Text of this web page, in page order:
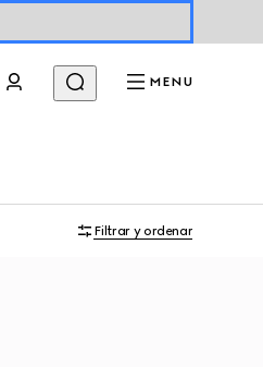
MENU
Filtrar y ordenar